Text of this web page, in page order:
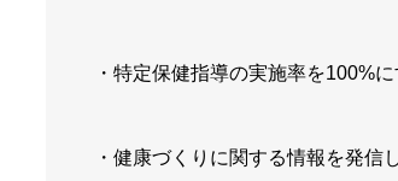
・特定保健指導の実施率を100%
・健康づくりに関する情報を発信